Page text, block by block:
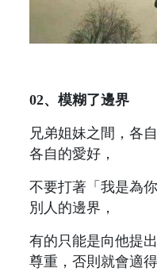
02、模糊了邊界
兄弟姐妹之間，各
各自的愛好，
不要打著「我是為
別人的邊界，
有的只能是向他提
尊重，否則就會適得